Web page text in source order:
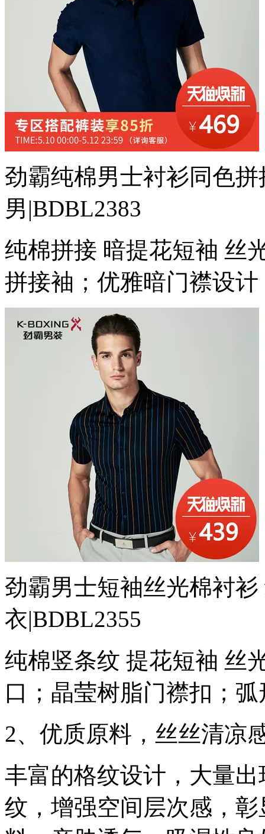
劲霸纯棉男士衬衫同色
男|BDBL2383
纯棉拼接 暗提花短袖 丝
拼接袖；优雅暗门襟设
劲霸男士短袖丝光棉衬
衣|BDBL2355
纯棉竖条纹 提花短袖 丝
口；晶莹树脂门襟扣；
2、优质原料，丝丝清凉
丰富的格纹设计，大量
纹，增强空间层次感，